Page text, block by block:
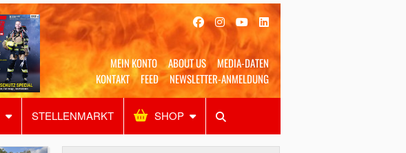
MEIN KONTO ABOUT US
MEDIA-DATEN
KONTAKT
FEED NEWSLETTER-ANMELDUNG
STELLENMARKT SHOP
Alles Shop SUCHEN